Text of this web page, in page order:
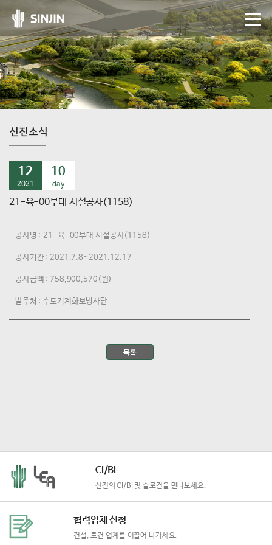
신진소식
12
2021
10
day
21-육-00부대 시설공사(1158)
공사명 : 21-육-00부대 시설공사(1158)
공사기간 : 2021.7.8~2021.12.17
공사금액 : 758,900,570(원)
발주처 : 수도기계화보병사단
목록
CI/BI
신진의 CI/BI 및 슬로건을 만나보세요.
협력업체 신청
건설, 토건 업계를 이끌어 나가세요.